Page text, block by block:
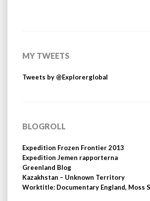
MY TWEETS
Tweets by @Explorerglobal
BLOGROLL
Expedition Frozen Frontier 2013
Expedition Jemen rapporterna
Greenland Blog
Kazakhstan – Unknown Territory
Worktitle: Documentary England, Moss